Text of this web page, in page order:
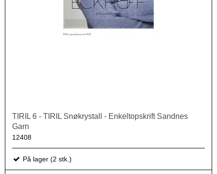
TIRIL 6 - TIRIL Snøkrystall - Enkeltopskrift Sandnes
Garn
12408
På lager (2 stk.)